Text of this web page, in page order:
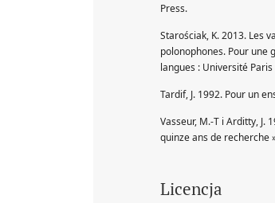
Press.
Starościak, K. 2013. Les
polonophones. Pour une
langues : Université
Tardif, J. 1992. Pour un
Vasseur, M.-T i Arditty,
quinze ans de recherche
Licencja